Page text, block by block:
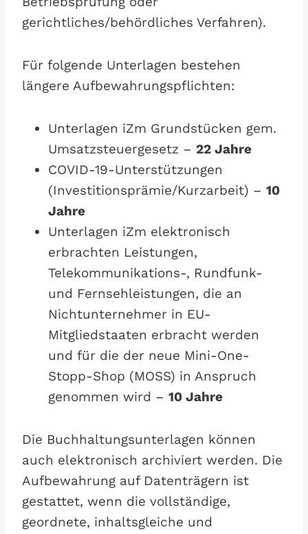
gerichtliches/behördliches Verfahren).
Für folgende Unterlagen bestehen
längere Aufbewahrungspflichten:
Unterlagen iZm Grundstücken gem.
Umsatzsteuergesetz – 22 Jahre
COVID-19-Unterstützungen
(Investitionsprämie/Kurzarbeit) – 10
Jahre
Unterlagen iZm elektronisch
erbrachten Leistungen,
Telekommunikations-, Rundfunk-
und Fernsehleistungen, die an
Nichtunternehmer in EU-
Mitgliedstaaten erbracht werden
und für die der neue Mini-One-
Stopp-Shop (MOSS) in Anspruch
genommen wird – 10 Jahre
Die Buchhaltungsunterlagen können
auch elektronisch archiviert werden. Die
Aufbewahrung auf Datenträgern ist
gestattet, wenn die vollständige,
geordnete, inhaltsgleiche und